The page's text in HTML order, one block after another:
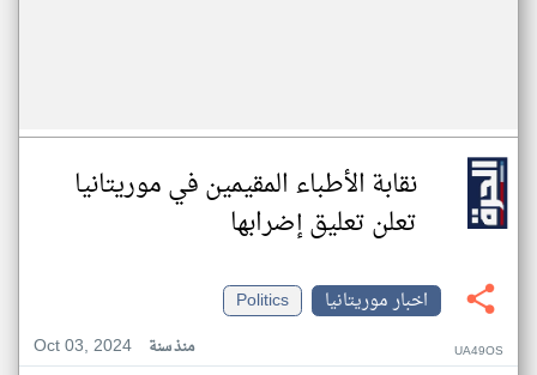
نقابة الأطباء المقيمين في موريتانيا
تعلن تعليق إضرابها
اخبار موريتانيا
Politics
Oct 03, 2024
منذ سنة UA49OS